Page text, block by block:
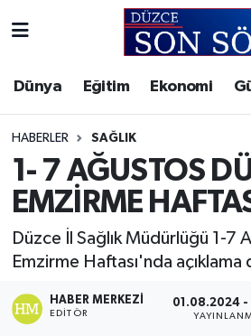
Dünya Eğitim Ekonomi
HABERLER SAĞLIK
1- 7 AĞUSTOS
EMZİRME
Düzce İl Sağlık Müdürlüğü 1-7
Emzirme Haftası'nda açıklama
HABER MERKEZI
EDITÖR
01.08.2024 -
Gizlilik Sözleşmesi
İletişim
Künye
Video Galeri
Akçakoca Hava Durumu
Akçakoca Trafik Yoğunluk
Süper Lig Puan Durumu ve
Tüm Manşetler
Son Dakika Haberleri